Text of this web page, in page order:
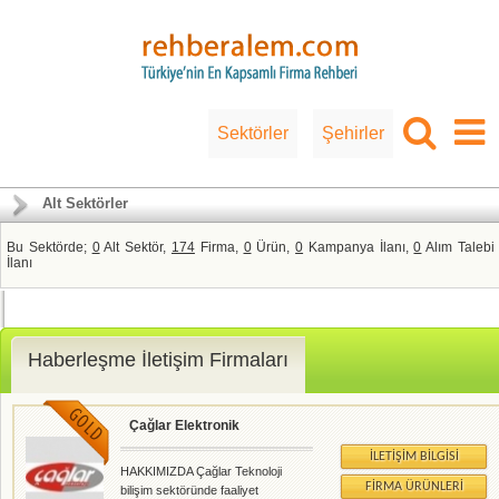
Sektörler Şehirler
Alt Sektörler
Bu Sektörde; 0Alt Sektör, 174Firma, 0Ürün,0 Kampanya İlanı,0 Alım Talebi
İlanı
Haberleşme İletişim Firmaları
Çağlar Elektronik
HAKKIMIZDA Çağlar Teknoloji
bilişim sektöründe faaliyet
İLETIŞIM BILGISI
FIRMA ÜRÜNLERI